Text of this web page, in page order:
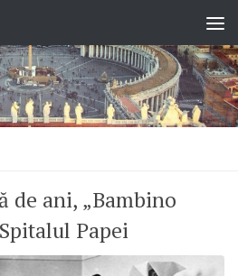
de ani, „Bambino
Papei